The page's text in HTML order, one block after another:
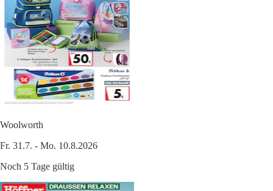
Woolworth
Fr. 31.7. - Mo. 10.8.2026
Noch 5 Tage gültig